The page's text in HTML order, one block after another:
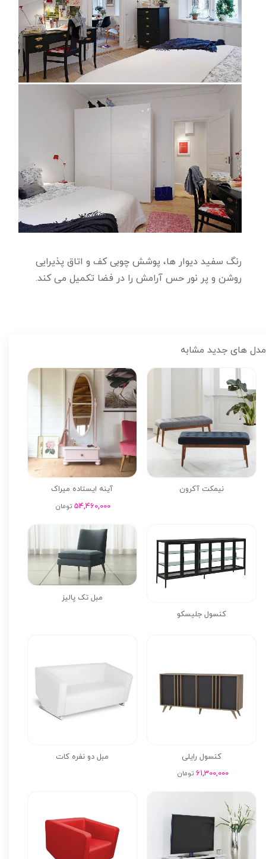
رنگ سفید دیوار ها، پوشش چوبی کف و اتاق پذیرایی
روشن و پر نور حس آرامش را در فضا تکمیل می کند.
مدل های جدید مشابه
نیمکت آکرون
آینه ایستاده میراک
54,460,000 تومان
کنسول جلیسکو
مبل تک پالیز
کنسول رایلی
61,300,000 تومان
مبل دو نفره کات